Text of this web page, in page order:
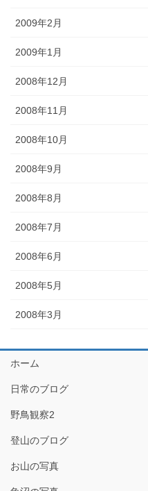
2009年2月
2009年1月
2008年12月
2008年11月
2008年10月
2008年9月
2008年8月
2008年7月
2008年6月
2008年5月
2008年3月
ホーム
日常のブログ
野鳥観察2
登山のブログ
お山の写真